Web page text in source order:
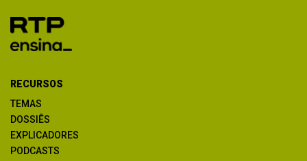
RECURSOS
TEMAS
DOSSIÊS
EXPLICADORES
PODCASTS